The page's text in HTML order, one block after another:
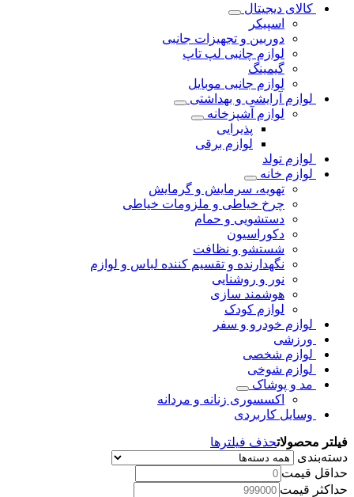
کالای دیجیتال
اسپیکر
دوربین و تجهیزات جانبی
لوازم چانبی لپ تاپ
گیمینگ
لوازم جانبی موبایل
لوازم آرایشی و بهداشتی
لوازم آشپزخانه
پذیرایی
لوازم برقی
لوازم تولد
لوازم خانه
تهویه، سرمایش و گرمایش
چرخ خیاطی و ملزومات خیاطی
دستشویی و حمام
دکوراسیون
شستشو و نظافت
نگهدارنده و تقسیم کننده لباس و لوازم
نور و روشنایی
هوشمند سازی
لوازم کودک
لوازم خودرو و سفر
ورزشی
لوازم شخصی
لوازم شوخی
مد و پوشاک
اکسسوری زنانه و مردانه
وسایل کاربردی
فیلتر محصولاتحذف فیلترها
دسته‌بندی
حداقل قیمت
حداکثر قیمت